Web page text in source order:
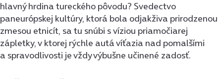
hlavný hrdina tureckého pôvodu? Svedectvo
paneurópskej kultúry, ktorá bola odjakživa prirodzenou
zmesou etnicít, sa tu snúbi s víziou priamočiarej
zápletky, v ktorej rýchle autá víťazia nad pomalšími
a spravodlivosti je vždy výbušne učinené zadosť.